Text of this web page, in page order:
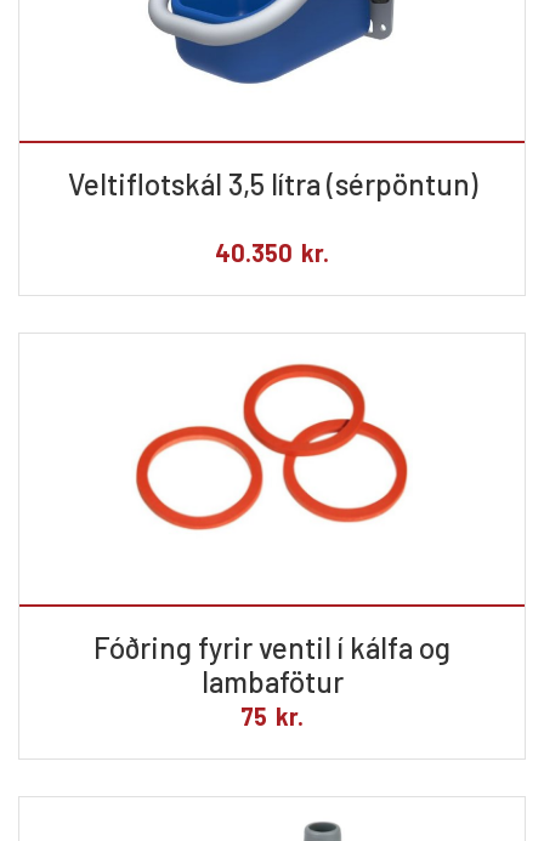
Veltiflotskál 3,5 lítra (sérpöntun)
40.350 kr.
Fóðring fyrir ventil í kálfa og
lambafötur
75 kr.